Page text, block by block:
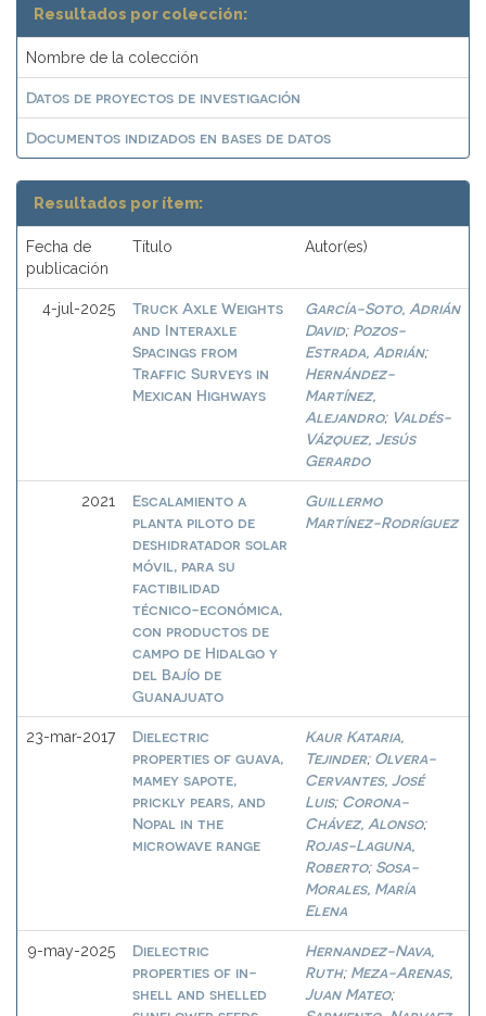
Resultados por colección:
Nombre de la colección
Datos de proyectos de investigación
Documentos indizados en bases de datos
Resultados por ítem:
Fecha de
publicación
Título Autor(es)
4-jul-2025
Truck Axle Weights
and Interaxle
Spacings from
Traffic Surveys in
Mexican Highways
García-Soto, Adrián
David; Pozos-
Estrada, Adrián;
Hernández-
Martínez,
Alejandro; Valdés-
Vázquez, Jesús
Gerardo
2021
Escalamiento a
planta piloto de
deshidratador solar
móvil, para su
factibilidad
técnico-económica,
con productos de
campo de Hidalgo y
del Bajío de
Guanajuato
Guillermo
Martínez-Rodríguez
23-mar-2017
Dielectric
properties of guava,
mamey sapote,
prickly pears, and
Nopal in the
microwave range
Kaur Kataria,
Tejinder; Olvera-
Cervantes, José
Luis; Corona-
Chávez, Alonso;
Rojas-Laguna,
Roberto; Sosa-
Morales, María
Elena
9-may-2025
Dielectric
properties of in-
shell and shelled
Hernandez-Nava,
Ruth; Meza-Arenas,
Juan Mateo;